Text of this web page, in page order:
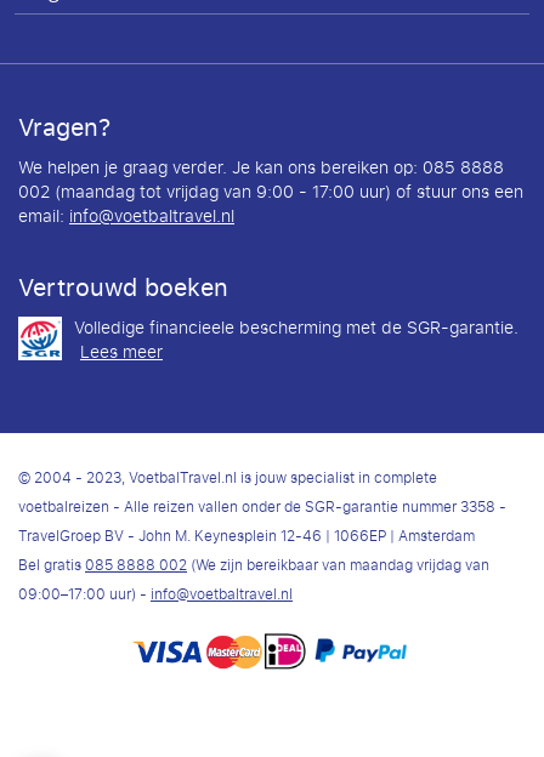
Vragen?
We helpen je graag verder. Je kan ons bereiken op: 085 8888
002 (maandag tot vrijdag van 9:00 - 17:00 uur) of stuur ons een
email: info@voetbaltravel.nl
Vertrouwd boeken
Volledige financieele bescherming met de SGR-garantie.
Lees meer
© 2004 - 2023, VoetbalTravel.nl is jouw specialist in complete
voetbalreizen - Alle reizen vallen onder de SGR-garantie nummer 3358 -
TravelGroep BV - John M. Keynesplein 12-46 | 1066EP | Amsterdam
Bel gratis085 8888 002(We zijn bereikbaar van maandag vrijdag van
09:00–17:00 uur) -info@voetbaltravel.nl